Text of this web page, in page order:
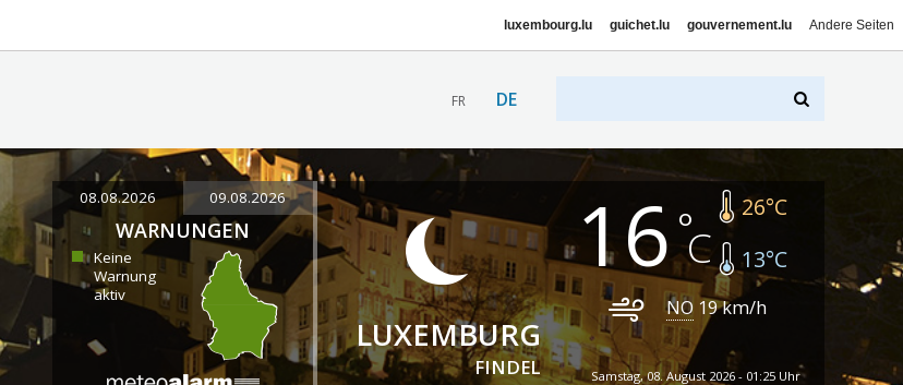
luxembourg.lu guichet.lu gouvernement.lu Andere Seiten
FR DE
08.08.2026 09.08.2026
WARNUNGEN
Keine
Warnung
aktiv
LUXEMBURG
FINDEL
16 26°C
13°C
NO 19km/h
Samstag, 08. August 2026 - 01:25 Uhr